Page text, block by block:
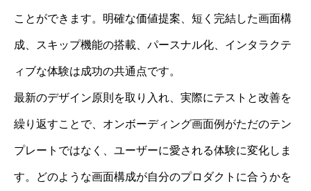
ことができます。明確な価値提案、短く完結した画面構
成、スキップ機能の搭載、パースナル化、インタラクテ
ィブな体験は成功の共通点です。
最新のデザイン原則を取り入れ、実際にテストと改善を
繰り返すことで、オンボーディング画面例がただのテン
プレートではなく、ユーザーに愛される体験に変化しま
す。どのような画面構成が自分のプロダクトに合うかを